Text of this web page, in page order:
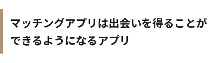
マッチングアプリは出会いを得ることが
できるようになるアプリ